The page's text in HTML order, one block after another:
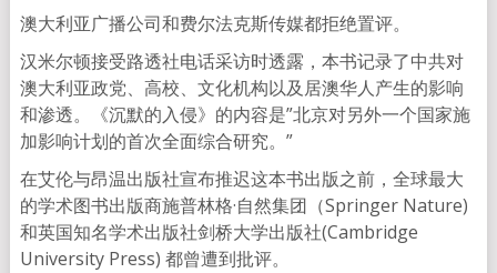
澳大利亚广播公司和费尔法克斯传媒都拒绝置评。
汉米尔顿接受路透社电话采访时透露，本书记录了中共对
澳大利亚政党、高校、文化机构以及居澳华人产生的影响
和渗透。《沉默的入侵》的内容是”北京对另外一个国家施
加影响计划的首次全面综合研究。”
在艾伦与昂温出版社宣布推迟这本书出版之前，全球最大
的学术图书出版商施普林格·自然集团（Springer Nature)
和英国知名学术出版社剑桥大学出版社(Cambridge
University Press) 都曾遭到批评。